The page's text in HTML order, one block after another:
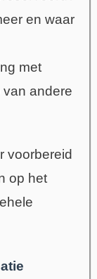
en waar
met
andere
voorbereid
op het